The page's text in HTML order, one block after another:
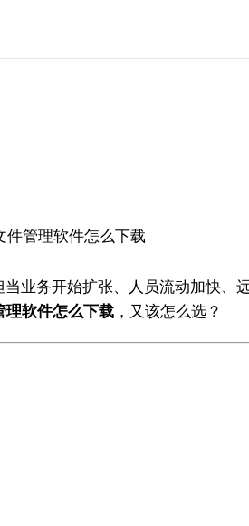
业务开始扩张、人员流动加快、
理软件怎么下载 ，又该怎么选？